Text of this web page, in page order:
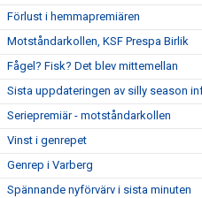
Förlust i hemmapremiären
Motståndarkollen, KSF Prespa Birlik
Fågel? Fisk? Det blev mittemellan
Sista uppdateringen av silly season
Seriepremiär - motståndarkollen
Vinst i genrepet
Genrep i Varberg
Spännande nyförvärv i sista minuten